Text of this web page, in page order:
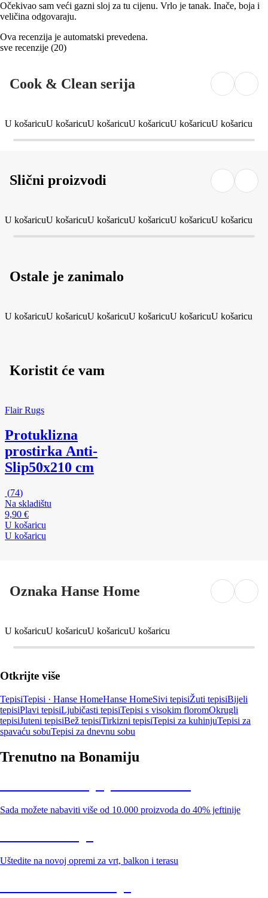
Očekivao sam veći gazni sloj za tu cijenu. Vrlo je tanak. Inače, boja i
veličina odgovaraju.
Ova recenzija je automatski prevedena.
sve recenzije (20)
Cook & Clean serija
U košaricuU košaricuU košaricuU košaricuU košaricuU košaricu
Slični proizvodi
U košaricuU košaricuU košaricuU košaricuU košaricuU košaricu
Ostale je zanimalo
U košaricuU košaricuU košaricuU košaricuU košaricuU košaricu
Koristit će vam
Flair Rugs
Protuklizna
prostirka Anti-
Slip50x210 cm
(74)
Na skladištu
9,90 €
U košaricu
U košaricu
Oznaka Hanse Home
U košaricuU košaricuU košaricuU košaricu
Otkrijte više
TepisiTepisi · Hanse HomeHanse HomeSivi tepisiŽuti tepisiBijeli
tepisiPlavi tepisiLjubičasti tepisiTepisi s visokim floromOkrugli
tepisiJuteni tepisiBež tepisiTirkizni tepisiTepisi za kuhinjuTepisi za
spavaću sobuTepisi za dnevnu sobu
Trenutno na Bonamiju
Sada možete nabaviti više od 10.000 proizvoda do 40% jeftinije
Uštedite na novoj opremi za vrt, balkon i terasu